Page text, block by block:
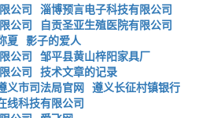
公司 淄博预言电子科技有限公司
公司
自贡圣亚生殖医院有限公司
夏 影子的爱人
公司 邹平县黄山梓阳家具厂
公司 技术文章的记录
义市司法局官网 遵义长征村镇银行
线科技有限公司